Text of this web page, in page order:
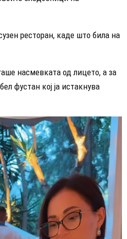
ресторан, каде што била на
насмевката од лицето, а за
фустан кој ја истакнува